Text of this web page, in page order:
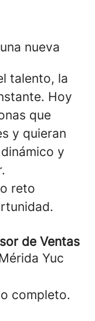
nueva
talento, la
Hoy
que
y quieran
y
reto
de Ventas
Yuc
completo.